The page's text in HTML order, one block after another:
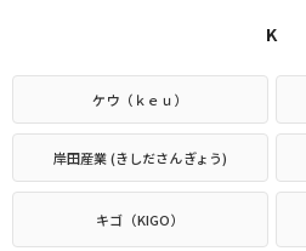
K
ケウ（ｋｅｕ）
岸田産業 (きしださんぎょう)
キゴ（KIGO）